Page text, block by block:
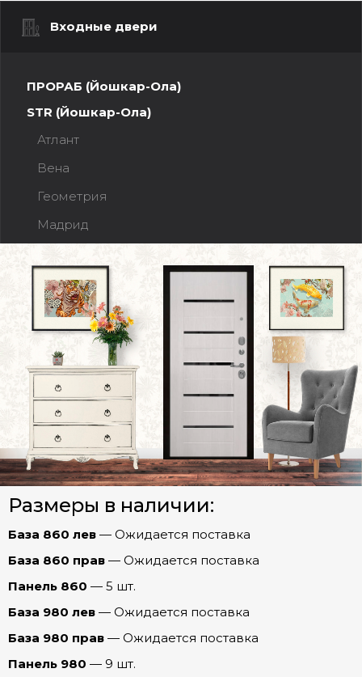
Входные двери
ПРОРАБ (Йошкар-Ола)
STR (Йошкар-Ола)
Атлант
Вена
Геометрия
Мадрид
Рельеф
Ферзь
Честер
Честер Зеркало МАХ (эмалит Белый)
Честер Зеркало МАХ (эмалит Серый)
Честер Зеркало ОПТИМА (эмалит Белый)
Честер Зеркало ПРЕСТИЖ (Капучино)
Честер Бостон (эмаль Арктика)
Честер Графика (эмалит Белый)
Честер Евро 29/Рейне (Эмалит белый)
Честер Мадрид (Беленый дуб)
Честер Рельеф (эмалит Белый)
Честер Роял (Дуб пацифика)
Честер Соло (Бетон лофт)
Шторм
СТАЛЬНЫЕ ДВЕРИ (Распродажа)
Межкомнатные двери
Арки
Фурнитура
Размеры в наличии:
База 860 лев — Ожидается поставка
База 860 прав — Ожидается поставка
Панель 860 — 5 шт.
База 980 лев — Ожидается поставка
База 980 прав — Ожидается поставка
Панель 980 — 9 шт.